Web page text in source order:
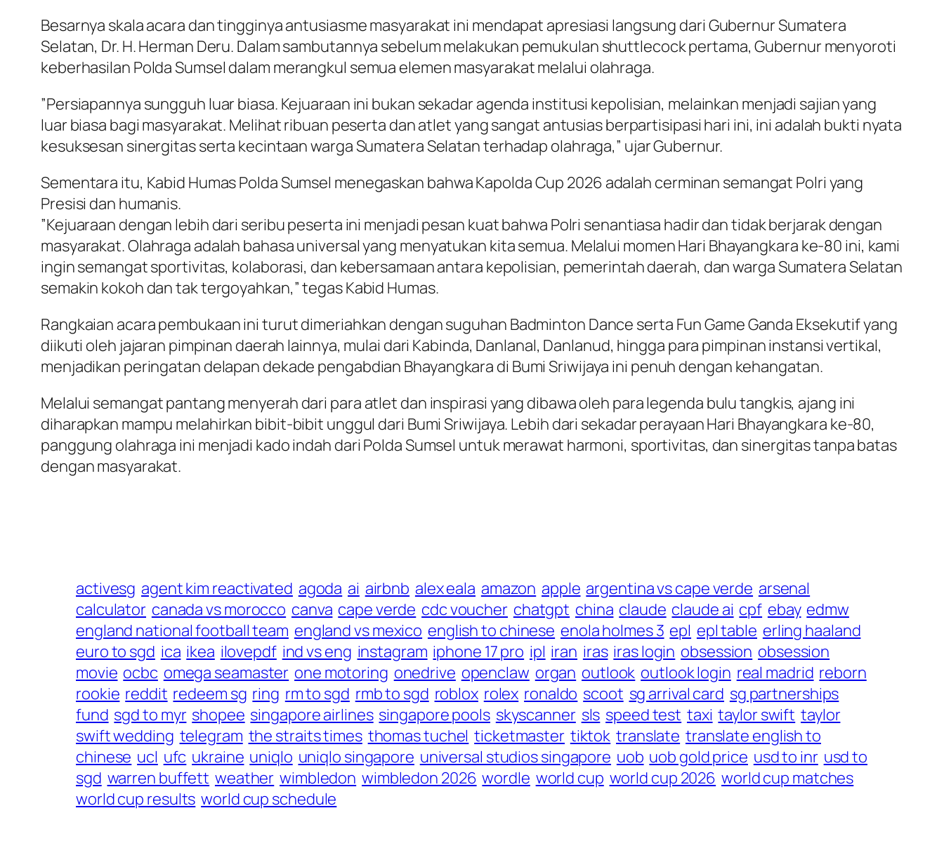
​Besarnya skala acara dan tingginya antusiasme masyarakat ini mendapat apresiasi langsung dari Gubernur Sumatera
Selatan, Dr. H. Herman Deru. Dalam sambutannya sebelum melakukan pemukulan shuttlecock pertama, Gubernur menyoroti
keberhasilan Polda Sumsel dalam merangkul semua elemen masyarakat melalui olahraga.
​”Persiapannya sungguh luar biasa. Kejuaraan ini bukan sekadar agenda institusi kepolisian, melainkan menjadi sajian yang
luar biasa bagi masyarakat. Melihat ribuan peserta dan atlet yang sangat antusias berpartisipasi hari ini, ini adalah bukti nyata
kesuksesan sinergitas serta kecintaan warga Sumatera Selatan terhadap olahraga,” ujar Gubernur.
​Sementara itu, Kabid Humas Polda Sumsel menegaskan bahwa Kapolda Cup 2026 adalah cerminan semangat Polri yang
Presisi dan humanis.
​”Kejuaraan dengan lebih dari seribu peserta ini menjadi pesan kuat bahwa Polri senantiasa hadir dan tidak berjarak dengan
masyarakat. Olahraga adalah bahasa universal yang menyatukan kita semua. Melalui momen Hari Bhayangkara ke-80 ini, kami
ingin semangat sportivitas, kolaborasi, dan kebersamaan antara kepolisian, pemerintah daerah, dan warga Sumatera Selatan
semakin kokoh dan tak tergoyahkan,” tegas Kabid Humas.
​Rangkaian acara pembukaan ini turut dimeriahkan dengan suguhan Badminton Dance serta Fun Game Ganda Eksekutif yang
diikuti oleh jajaran pimpinan daerah lainnya, mulai dari Kabinda, Danlanal, Danlanud, hingga para pimpinan instansi vertikal,
menjadikan peringatan delapan dekade pengabdian Bhayangkara di Bumi Sriwijaya ini penuh dengan kehangatan.
Melalui semangat pantang menyerah dari para atlet dan inspirasi yang dibawa oleh para legenda bulu tangkis, ajang ini
diharapkan mampu melahirkan bibit-bibit unggul dari Bumi Sriwijaya. Lebih dari sekadar perayaan Hari Bhayangkara ke-80,
panggung olahraga ini menjadi kado indah dari Polda Sumsel untuk merawat harmoni, sportivitas, dan sinergitas tanpa batas
dengan masyarakat.
activesg agent kim reactivated agoda ai airbnb alex eala amazon apple argentina vs cape verde arsenal
calculator canada vs morocco canva cape verde cdc voucher chatgpt china claude claude ai cpf ebay edmw
england national football team england vs mexico english to chinese enola holmes 3 epl epl table erling haaland
euro to sgd ica ikea ilovepdf ind vs eng instagram iphone 17 pro ipl iran iras iras login obsession obsession
movie ocbc omega seamaster one motoring onedrive openclaw organ outlook outlook login real madrid reborn
rookie reddit redeem sg ring rm to sgd rmb to sgd roblox rolex ronaldo scoot sg arrival card sg partnerships
fund sgd to myr shopee singapore airlines singapore pools skyscanner sls speed test taxi taylor swift taylor
swift wedding telegram the straits times thomas tuchel ticketmaster tiktok translate translate english to
chinese ucl ufc ukraine uniqlo uniqlo singapore universal studios singapore uob uob gold price usd to inr usd to
sgd warren buffett weather wimbledon wimbledon 2026 wordle world cup world cup 2026 world cup matches
world cup results world cup schedule